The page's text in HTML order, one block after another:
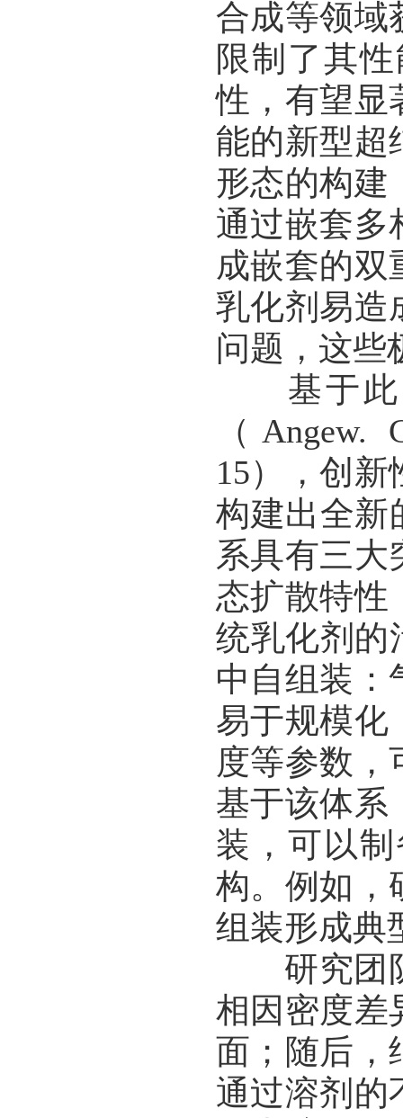
合成等领域
限制了其
性，有望显
能的新型超
形态的构建
通过嵌套多
成嵌套的双
乳化剂易造
问题，这些
基于此
（Angew.
15），创
构建出全新
系具有三
态扩散特性
统乳化剂的
中自组装：
易于规模
度等参数，
基于该体系
装，可以
构。例如，
组装形成典
研究团队
相因密度差
面；随后，
通过溶剂的